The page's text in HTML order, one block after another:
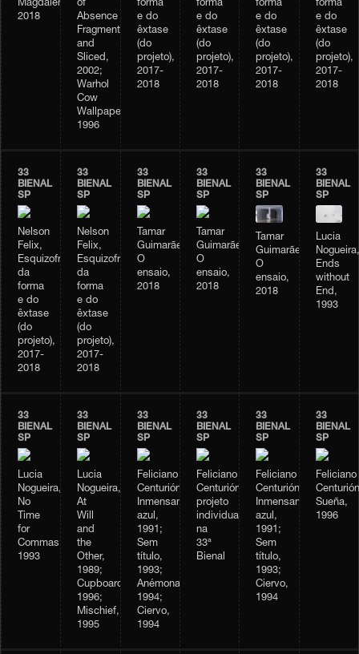
Magdalensberg,
2018
of
Absence
Fragmented
and
Sliced,
2002;
Warhol
Cow
Wallpaper,
1996
forma
e do
êxtase
(do
projeto),
2017-
2018
forma
e do
êxtase
(do
projeto),
2017-
2018
forma
e do
êxtase
(do
projeto),
2017-
2018
forma
e do
êxtase
(do
projeto),
2017-
2018
33
BIENAL
SP
Nelson
Felix,
Esquizofrenia
da
forma
e do
êxtase
(do
projeto),
2017-
2018
33
BIENAL
SP
Nelson
Felix,
Esquizofrenia
da
forma
e do
êxtase
(do
projeto),
2017-
2018
33
BIENAL
SP
Tamar
Guimarães,
O
ensaio,
2018
33
BIENAL
SP
Tamar
Guimarães,
O
ensaio,
2018
33
BIENAL
SP
Tamar
Guimarães,
O
ensaio,
2018
33
BIENAL
SP
Lucia
Nogueira,
Ends
without
End,
1993
33
BIENAL
SP
Lucia
Nogueira,
No
Time
for
Commas,
1993
33
BIENAL
SP
Lucia
Nogueira,
At
Will
and
the
Other,
1989;
Cupboard,
1996;
Mischief,
1995
33
BIENAL
SP
Feliciano
Centurión,
Inmensamente
azul,
1991;
Sem
título,
1993;
Anémonas,
1994;
Ciervo,
1994
33
BIENAL
SP
Feliciano
Centurión,
projeto
individual
na
33ª
Bienal
33
BIENAL
SP
Feliciano
Centurión,
Inmensamente
azul,
1991;
Sem
título,
1993;
Ciervo,
1994
33
BIENAL
SP
Feliciano
Sueña,
1996